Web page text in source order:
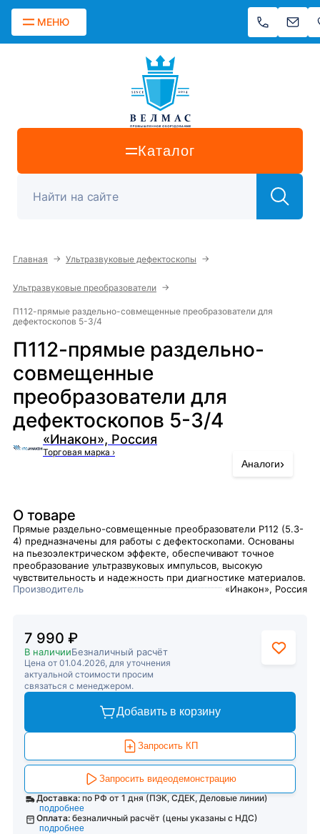
МЕНЮ
Каталог
Главная → Ультразвуковые дефектоскопы →
Ультразвуковые преобразователи →
П112-прямые раздельно-совмещенные преобразователи для
дефектоскопов 5-3/4
П112-прямые раздельно-
совмещенные
преобразователи для
дефектоскопов 5-3/4
«Инакон», Россия
Торговая марка ›
Аналоги›
О товаре
Прямые раздельно-совмещенные преобразователи P112 (5.3-
4) предназначены для работы с дефектоскопами. Основаны
на пьезоэлектрическом эффекте, обеспечивают точное
преобразование ультразвуковых импульсов, высокую
чувствительность и надежность при диагностике материалов.
Производитель
«Инакон», Россия
7 990 ₽
В наличииБезналичный расчёт
Цена от 01.04.2026, для уточнения
актуальной стоимости просим
связаться с менеджером.
Добавить в корзину
Запросить КП
Запросить видеодемонстрацию
Доставка: по РФ от 1 дня (ПЭК, СДЕК, Деловые линии)
подробнее
Оплата: безналичный расчёт (цены указаны с НДС)
подробнее